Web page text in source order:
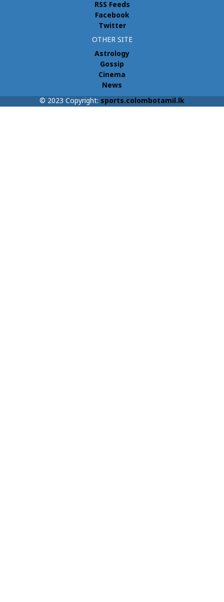
RSS Feeds
Facebook
Twitter
OTHER SITE
Astrology
Gossip
Cinema
News
© 2023 Copyright: sports.colombotamil.lk